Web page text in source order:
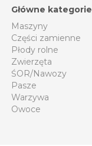
Główne kategorie
Maszyny
Części zamienne
Płody rolne
Zwierzęta
ŚOR/Nawozy
Pasze
Warzywa
Owoce